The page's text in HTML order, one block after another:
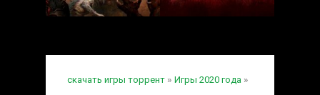
скачать игры торрент » Игры 2020 года »